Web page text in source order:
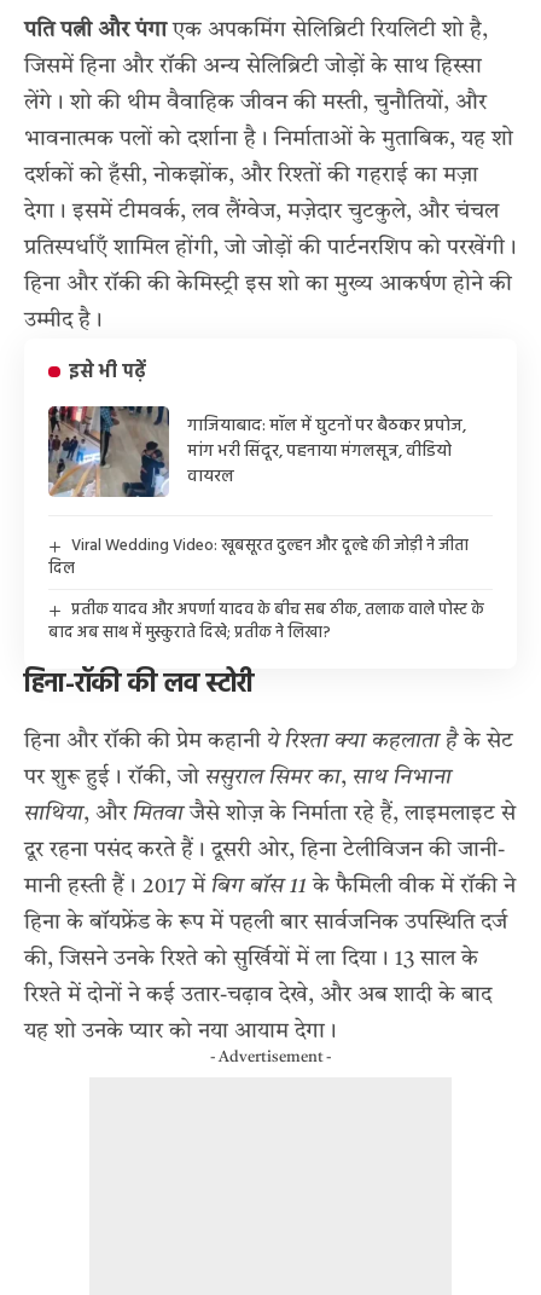
पति पत्नी और पंगाएक अपकमिंग सेलिब्रिटी रियलिटी शो है,
जिसमें हिना और रॉकी अन्य सेलिब्रिटी जोड़ों के साथ हिस्सा
लेंगे। शो की थीम वैवाहिक जीवन की मस्ती, चुनौतियों, और
भावनात्मक पलों को दर्शाना है। निर्माताओं के मुताबिक, यह शो
दर्शकों को हँसी, नोकझोंक, और रिश्तों की गहराई का मज़ा
देगा। इसमें टीमवर्क, लव लैंग्वेज, मज़ेदार चुटकुले, और चंचल
प्रतिस्पर्धाएँ शामिल होंगी, जो जोड़ों की पार्टनरशिप को परखेंगी।
हिना और रॉकी की केमिस्ट्री इस शो का मुख्य आकर्षण होने की
उम्मीद है।
इसे भी पढ़ें
गाजियाबाद: मॉल में घुटनों पर बैठकर प्रपोज,
मांग भरी सिंदूर, पहनाया मंगलसूत्र, वीडियो
वायरल
Viral Wedding Video: खूबसूरत दुल्हन और दूल्हे की जोड़ी ने जीता
दिल
प्रतीक यादव और अपर्णा यादव के बीच सब ठीक, तलाक वाले पोस्ट के
बाद अब साथ में मुस्कुराते दिखे; प्रतीक ने लिखा?
हिना-रॉकी की लव स्टोरी
हिना और रॉकी की प्रेम कहानी ये रिश्ता क्या कहलाता हैके सेट
पर शुरू हुई। रॉकी, जो ससुराल सिमर का, साथ निभाना
साथिया, और मितवाजैसे शोज़ के निर्माता रहे हैं, लाइमलाइट से
दूर रहना पसंद करते हैं। दूसरी ओर, हिना टेलीविजन की जानी-
मानी हस्ती हैं। 2017 में बिग बॉस 11 के फैमिली वीक में रॉकी ने
हिना के बॉयफ्रेंड के रूप में पहली बार सार्वजनिक उपस्थिति दर्ज
की, जिसने उनके रिश्ते को सुर्खियों में ला दिया। 13 साल के
रिश्ते में दोनों ने कई उतार-चढ़ाव देखे, और अब शादी के बाद
यह शो उनके प्यार को नया आयाम देगा।
- Advertisement -